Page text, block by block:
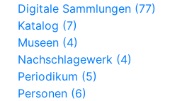
Digitale Sammlungen (77)
Katalog (7)
Museen (4)
Nachschlagewerk (4)
Periodikum (5)
Personen (6)